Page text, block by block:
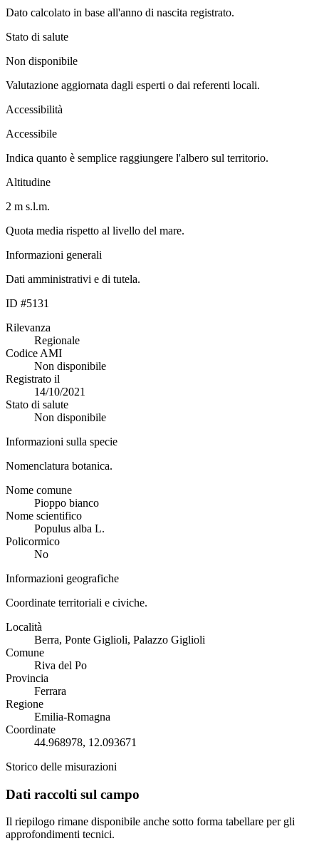
Dato calcolato in base all'anno di nascita registrato.
Stato di salute
Non disponibile
Valutazione aggiornata dagli esperti o dai referenti locali.
Accessibilità
Accessibile
Indica quanto è semplice raggiungere l'albero sul territorio.
Altitudine
2 m s.l.m.
Quota media rispetto al livello del mare.
Informazioni generali
Dati amministrativi e di tutela.
ID #5131
Rilevanza
Regionale
Codice AMI
Non disponibile
Registrato il
14/10/2021
Stato di salute
Non disponibile
Informazioni sulla specie
Nomenclatura botanica.
Nome comune
Pioppo bianco
Nome scientifico
Populus alba L.
Policormico
No
Informazioni geografiche
Coordinate territoriali e civiche.
Località
Berra, Ponte Giglioli, Palazzo Giglioli
Comune
Riva del Po
Provincia
Ferrara
Regione
Emilia-Romagna
Coordinate
44.968978, 12.093671
Storico delle misurazioni
Dati raccolti sul campo
Il riepilogo rimane disponibile anche sotto forma tabellare per gli
approfondimenti tecnici.